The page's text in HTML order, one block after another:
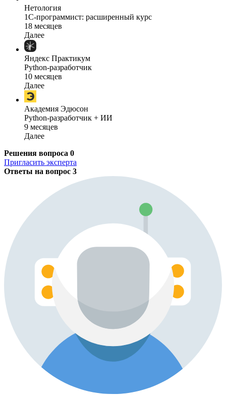
Нетология
1C-программист: расширенный курс
18 месяцев
Далее
Яндекс Практикум
Python-разработчик
10 месяцев
Далее
Академия Эдюсон
Python-разработчик + ИИ
9 месяцев
Далее
Решения вопроса 0
Пригласить эксперта
Ответы на вопрос 3